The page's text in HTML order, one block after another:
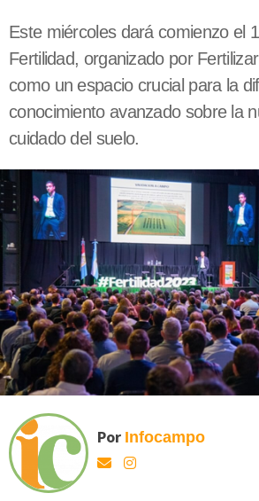
Este miércoles dará comienzo el
Fertilidad, organizado por
como un espacio crucial para la
conocimiento avanzado sobre la
cuidado del suelo.
Por Infocampo